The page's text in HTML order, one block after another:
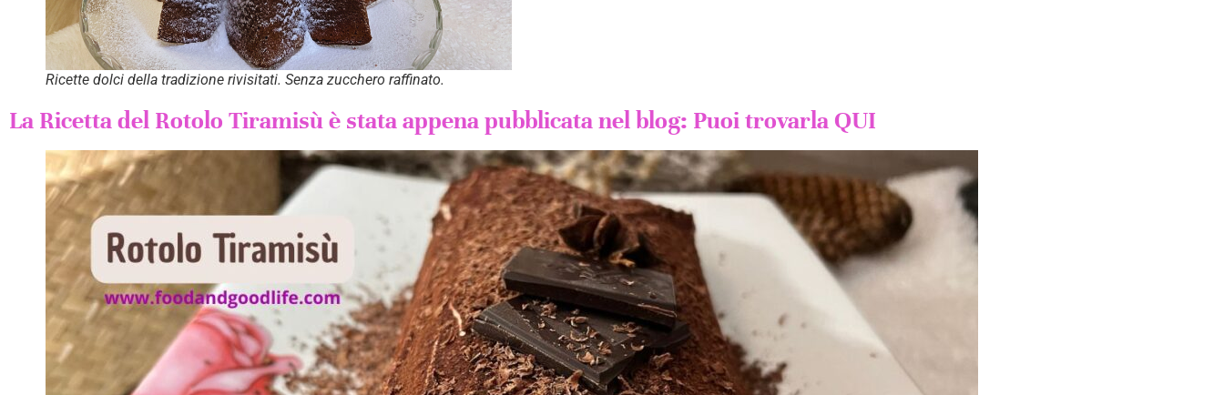
Ricette dolci della tradizione rivisitati. Senza zucchero raffinato.
La Ricetta del Rotolo Tiramisù è stata appena pubblicata nel blog: Puoi trovarla QUI